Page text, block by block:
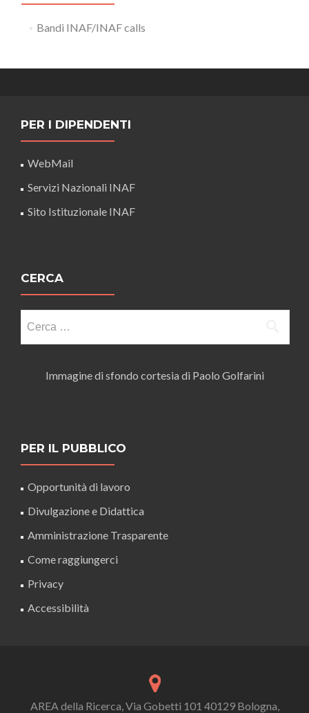
Bandi INAF/INAF calls
PER I DIPENDENTI
WebMail
Servizi Nazionali INAF
Sito Istituzionale INAF
CERCA
per:
Immagine di sfondo cortesia di Paolo Golfarini
PER IL PUBBLICO
Opportunità di lavoro
Divulgazione e Didattica
Amministrazione Trasparente
Come raggiungerci
Privacy
Accessibilità
AREA della Ricerca, Via Gobetti 101 40129 Bologna,